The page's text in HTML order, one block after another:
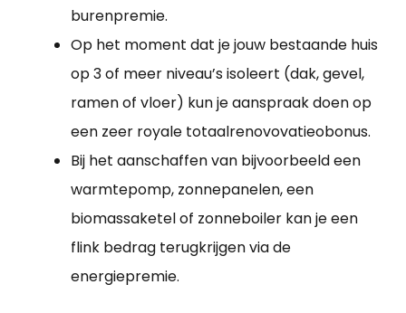
burenpremie.
Op het moment dat je jouw bestaande huis
op 3 of meer niveau’s isoleert (dak, gevel,
ramen of vloer) kun je aanspraak doen op
een zeer royale totaalrenovovatieobonus.
Bij het aanschaffen van bijvoorbeeld een
warmtepomp, zonnepanelen, een
biomassaketel of zonneboiler kan je een
flink bedrag terugkrijgen via de
energiepremie.